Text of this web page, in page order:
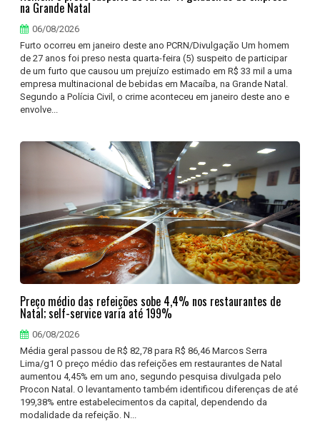
na Grande Natal
06/08/2026
Furto ocorreu em janeiro deste ano PCRN/Divulgação Um homem
de 27 anos foi preso nesta quarta-feira (5) suspeito de participar
de um furto que causou um prejuízo estimado em R$ 33 mil a uma
empresa multinacional de bebidas em Macaíba, na Grande Natal.
Segundo a Polícia Civil, o crime aconteceu em janeiro deste ano e
envolve...
Preço médio das refeições sobe 4,4% nos restaurantes de
Natal; self-service varia até 199%
06/08/2026
Média geral passou de R$ 82,78 para R$ 86,46 Marcos Serra
Lima/g1 O preço médio das refeições em restaurantes de Natal
aumentou 4,45% em um ano, segundo pesquisa divulgada pelo
Procon Natal. O levantamento também identificou diferenças de até
199,38% entre estabelecimentos da capital, dependendo da
modalidade da refeição. N...